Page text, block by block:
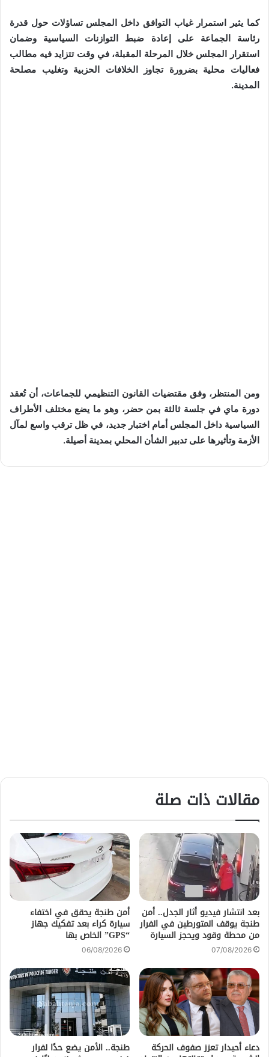
كما يثير استمرار غياب التوافق داخل المجلس تساؤلات حول قدرة
رئاسة الجماعة على إعادة ضبط التوازنات السياسية وضمان
استقرار المجلس خلال المرحلة المقبلة، في وقت تتزايد فيه مطالب
فعاليات محلية بضرورة تجاوز الخلافات الحزبية وتغليب مصلحة
المدينة.
ومن المنتظر، وفق مقتضيات القانون التنظيمي للجماعات، أن تُعقد
دورة ماي في جلسة ثالثة بمن حضر، وهو ما يضع مختلف الأطراف
السياسية داخل المجلس أمام اختبار جديد، في ظل ترقب واسع لمآل
الأزمة وتأثيرها على تدبير الشأن المحلي بمدينة أصيلة.
مقالات ذات صلة
بعد انتشار فيديو أثار الجدل.. أمن
طنجة يوقف المتورطين في الفرار
من محطة وقود ويحجز السيارة
07/08/2026
أمن طنجة يحقق في اختفاء
سيارة كراء بعد تفكيك جهاز
“GPS” الخاص بها
06/08/2026
دعاء أحيدار تعزز صفوف الحركة طنجة.. الأمن يضع حدًا لفرار